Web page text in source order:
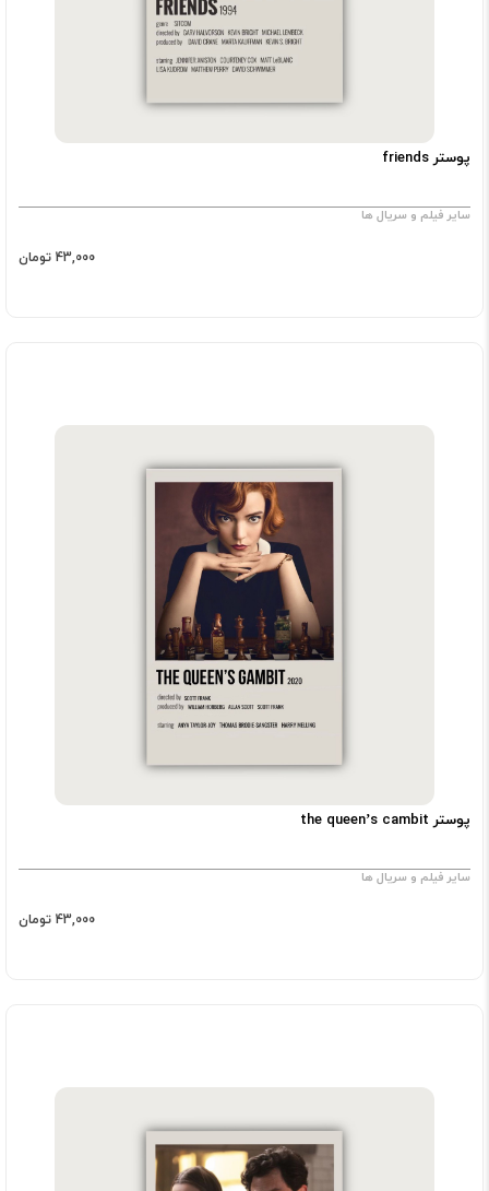
پوستر friends
سایر فیلم و سریال ها
43,000 تومان
پوستر the queen’s cambit
سایر فیلم و سریال ها
43,000 تومان